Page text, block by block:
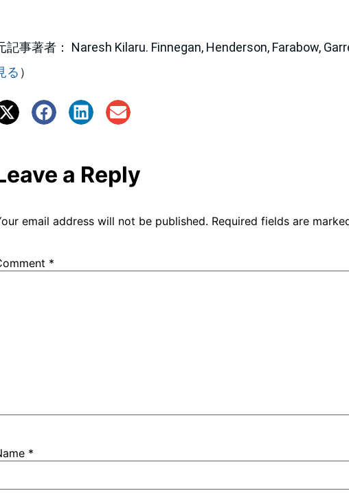
記事著者： Naresh Kilaru. Finnegan, Henderson, Farabow,
る ）
a Reply
email address will not be published. Required fields are
*
*